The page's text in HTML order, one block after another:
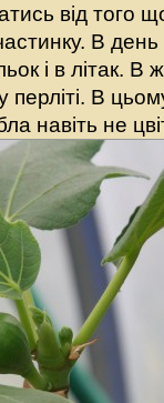
від того
В день
і в літак. В
В
навіть не